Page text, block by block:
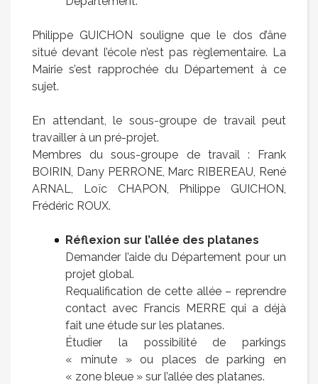
Philippe GUICHON souligne que le dos d’âne
situé devant l’école n’est pas règlementaire. La
Mairie s’est rapprochée du Département à ce
sujet.
En attendant, le sous-groupe de travail peut
travailler à un pré-projet.
Membres du sous-groupe de travail : Frank
BOIRIN, Dany PERRONE, Marc RIBEREAU, René
ARNAL, Loïc CHAPON, Philippe GUICHON,
Frédéric ROUX.
Réflexion sur l’allée des platanes
Demander l’aide du Département pour un
projet global.
Requalification de cette allée – reprendre
contact avec Francis MERRE qui a déjà
fait une étude sur les platanes.
Étudier la possibilité de parkings
« minute » ou places de parking en
« zone bleue » sur l’allée des platanes.